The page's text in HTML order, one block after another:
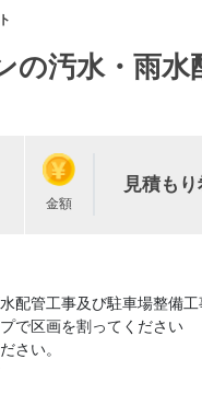
の汚水・雨水
金額
見積も
配管工事及び駐車場整備工
で区画を割ってください
さい。